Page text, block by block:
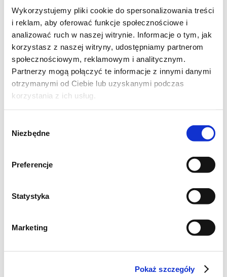
Wykorzystujemy pliki cookie do spersonalizowania treści
i reklam, aby oferować funkcje społecznościowe i
analizować ruch w naszej witrynie. Informacje o tym, jak
korzystasz z naszej witryny, udostępniamy partnerom
społecznościowym, reklamowym i analitycznym.
Partnerzy mogą połączyć te informacje z innymi danymi
otrzymanymi od Ciebie lub uzyskanymi podczas
korzystania z ich usług.
zgody
Niezbędne
Preferencje
Statystyka
Marketing
Pokaż szczegóły
2 łyżki cukru**
* Ilość mąki możesz dowolnie zmniejszyć lub
zwiększyć w zależności od preferowanej
przez Ciebie gęstości deseru.
** Ilość cukru dopasuj do swoich upodobań.